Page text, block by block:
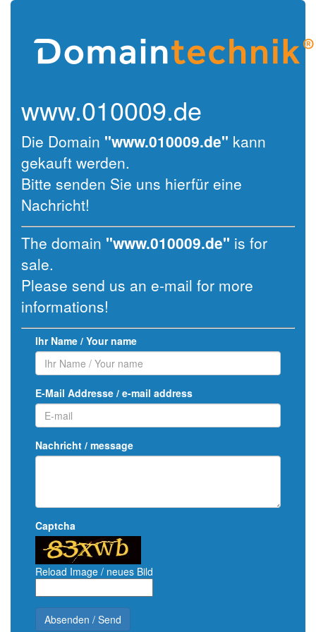
www.010009.de
Die Domain "www.010009.de" kann
gekauft werden.
Bitte senden Sie uns hierfür eine
Nachricht!
The domain "www.010009.de" is for
sale.
Please send us an e-mail for more
informations!
Ihr Name / Your name
E-Mail Addresse / e-mail address
Nachricht / message
Captcha
Reload Image / neues Bild
Absenden / Send